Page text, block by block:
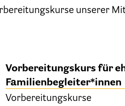
unserer
Vorbereitungskurs für
Familienbegleiter*innen
Vorbereitungskurse